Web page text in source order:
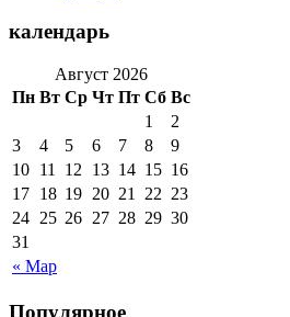
календарь
Август 2026
Пн Вт Ср Чт Пт Сб Вс
« Мар
1
2
3
4 5 6 7 8
9
10 11 12 13 14 15 16
17 18 19 20 21 22 23
24 25 26 27 28 29 30
31
Популярное